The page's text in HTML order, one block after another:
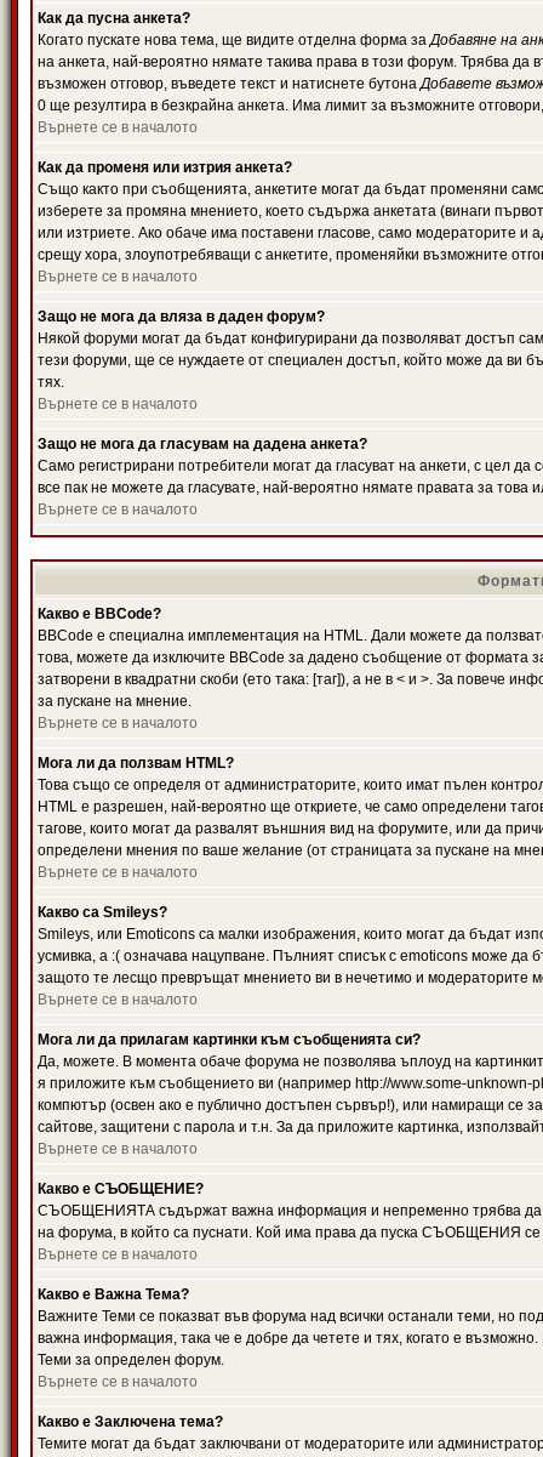
Как да пусна анкета?
Когато пускате нова тема, ще видите отделна форма заДобавяне на
на анкета, най-вероятно нямате такива права в този форум. Трябва да
възможен отговор, въведете текст и натиснете бутонаДобавете
0 ще резултира в безкрайна анкета. Има лимит за възможните
Върнете се в началото
Как да променя или изтрия анкета?
Също както при съобщенията, анкетите могат да бъдат променяни
изберете за промяна мнението, което съдържа анкетата (винаги
или изтриете. Ако обаче има поставени гласове, само модераторите и
срещу хора, злоупотребяващи с анкетите, променяйки възможните
Върнете се в началото
Защо не мога да вляза в даден форум?
Някой форуми могат да бъдат конфигурирани да позволяват достъп
тези форуми, ще се нуждаете от специален достъп, който може да ви
тях.
Върнете се в началото
Защо не мога да гласувам на дадена анкета?
Само регистрирани потребители могат да гласуват на анкети, с цел
все пак не можете да гласувате, най-вероятно нямате правата за това
Върнете се в началото
Какво е BBCode?
BBCode е специална имплементация на HTML. Дали можете да
това, можете да изключите BBCode за дадено съобщение от формата
затворени в квадратни скоби (ето така: [таг]), а не в < и >. За повече
за пускане на мнение.
Върнете се в началото
Мога ли да ползвам HTML?
Това също се определя от администраторите, които имат пълен
HTML е разрешен, най-вероятно ще откриете, че само определени
тагове, които могат да развалят външния вид на форумите, или да
определени мнения по ваше желание (от страницата за пускане на
Върнете се в началото
Какво са Smileys?
Smileys, или Emoticons са малки изображения, които могат да бъдат
усмивка, а :( означава нацупване. Пълният списък с emoticons може да
защото те лесщо превръщат мнението ви в нечетимо и модераторите
Върнете се в началото
Мога ли да прилагам картинки към съобщенията си?
Да, можете. В момента обаче форума не позволява ъплоуд на
я приложите към съобщението ви (например http://www.some-
компютър (освен ако е публично достъпен сървър!), или намиращи се
сайтове, защитени с парола и т.н. За да приложите картинка,
Върнете се в началото
Какво е СЪОБЩЕНИЕ?
СЪОБЩЕНИЯТА съдържат важна информация и непременно трябва да
на форума, в който са пуснати. Кой има права да пуска СЪОБЩЕНИЯ се
Върнете се в началото
Какво е Важна Тема?
Важните Теми се показват във форума над всички останали теми,
важна информация, така че е добре да четете и тях, когато е
Теми за определен форум.
Върнете се в началото
Какво е Заключена тема?
Темите могат да бъдат заключвани от модераторите или